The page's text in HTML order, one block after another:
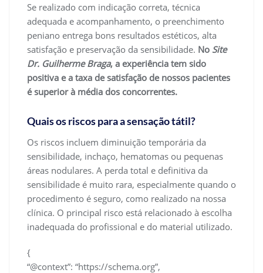
Se realizado com indicação correta, técnica
adequada e acompanhamento, o preenchimento
peniano entrega bons resultados estéticos, alta
satisfação e preservação da sensibilidade. No Site
Dr. Guilherme Braga, a experiência tem sido
positiva e a taxa de satisfação de nossos pacientes
é superior à média dos concorrentes.
Quais os riscos para a sensação tátil?
Os riscos incluem diminuição temporária da
sensibilidade, inchaço, hematomas ou pequenas
áreas nodulares. A perda total e definitiva da
sensibilidade é muito rara, especialmente quando o
procedimento é seguro, como realizado na nossa
clínica. O principal risco está relacionado à escolha
inadequada do profissional e do material utilizado.
{
“@context”: “https://schema.org”,